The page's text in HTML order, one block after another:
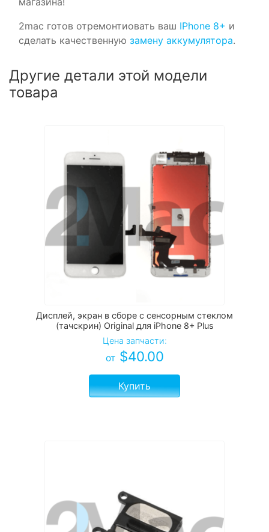
2mac готов отремонтиовать ваш IPhone 8+ и
сделать качественную замену аккумулятора.
Другие детали этой модели
товара
Дисплей, экран в сборе с сенсорным стеклом
(тачскрин) Original для iPhone 8+ Plus
Цена запчасти:
от $40.00
Купить